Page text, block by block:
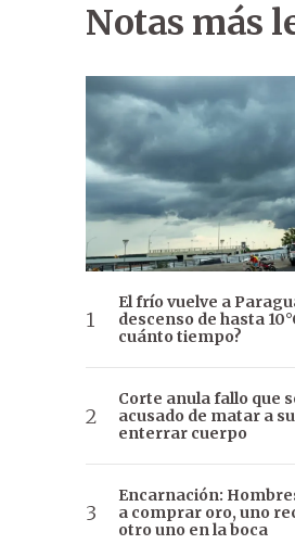
Notas más
El frío vuelve a
descenso de hasta
cuánto tiempo?
Corte anula fallo que
acusado de matar a
enterrar cuerpo
Encarnación:
a comprar oro, uno
otro uno en la boca